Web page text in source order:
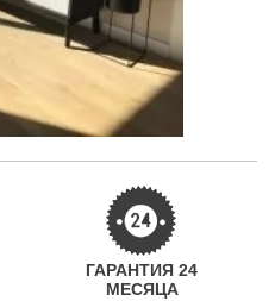
ГАРАНТИЯ 24
МЕСЯЦА